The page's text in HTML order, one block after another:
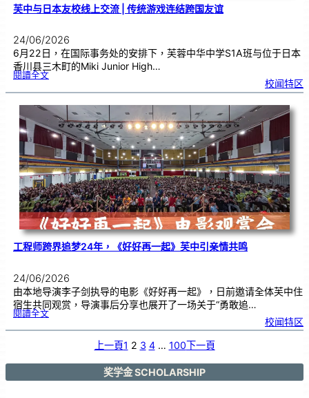
芙中与日本友校线上交流 | 传统游戏连结跨国友谊
24/06/2026
6月22日，在国际事务处的安排下，芙蓉中华中学S1A班与位于日本
香川县三木町的Miki Junior High…
閱讀全文:芙
日
友
校
线
上
流
|传
统
游
戏
连
结
跨
国
友
谊
校闻特区
工程师跨界追梦24年，《好好再一起》芙中引亲情共鸣
24/06/2026
由本地导演李子剑执导的电影《好好再一起》，日前邀请全体芙中住
宿生共同观赏，导演事后分享也展开了一场关于“勇敢追…
閱讀全文:工
跨
，
好
校闻特区
上一頁1 2 3 4 … 100下一頁
奖学金 SCHOLARSHIP